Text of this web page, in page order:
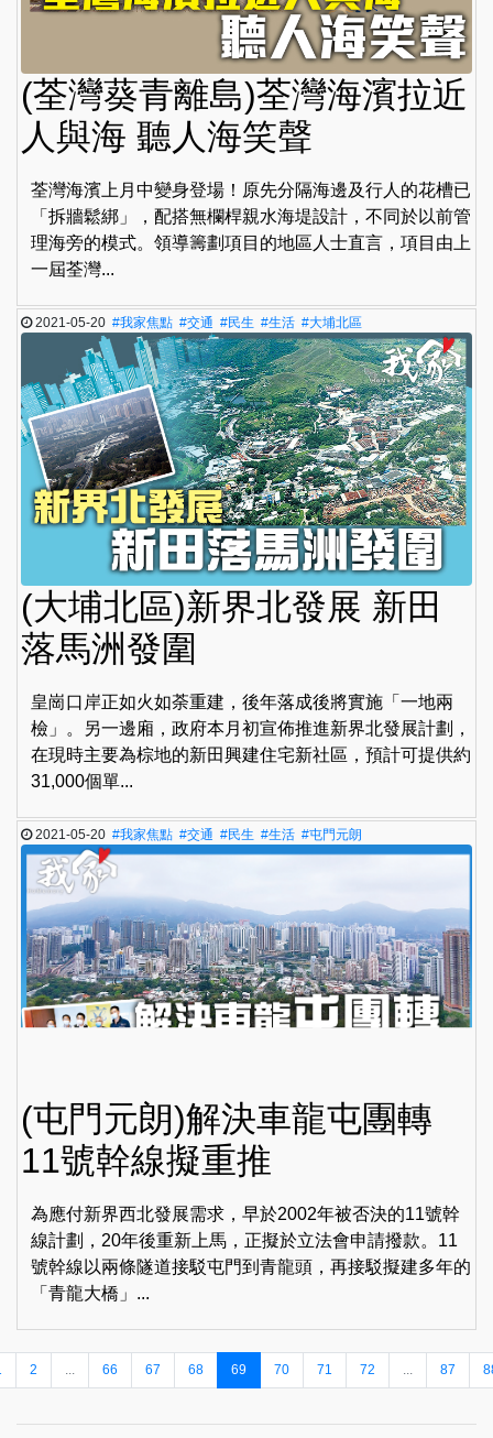
(荃灣葵青離島)荃灣海濱拉近
人與海 聽人海笑聲
荃灣海濱上月中變身登場！原先分隔海邊及行人的花槽已
「拆牆鬆綁」，配搭無欄桿親水海堤設計，不同於以前管
理海旁的模式。領導籌劃項目的地區人士直言，項目由上
一屆荃灣...
2021-05-20#我家焦點 #交通 #民生 #生活 #大埔北區
(大埔北區)新界北發展 新田
落馬洲發圍
皇崗口岸正如火如荼重建，後年落成後將實施「一地兩
檢」。另一邊廂，政府本月初宣佈推進新界北發展計劃，
在現時主要為棕地的新田興建住宅新社區，預計可提供約
31,000個單...
2021-05-20#我家焦點 #交通 #民生 #生活 #屯門元朗
(屯門元朗)解決車龍屯團轉
11號幹線擬重推
為應付新界西北發展需求，早於2002年被否決的11號幹
線計劃，20年後重新上馬，正擬於立法會申請撥款。11
號幹線以兩條隧道接駁屯門到青龍頭，再接駁擬建多年的
「青龍大橋」...
2 66 67 68 69 70 71 72 87